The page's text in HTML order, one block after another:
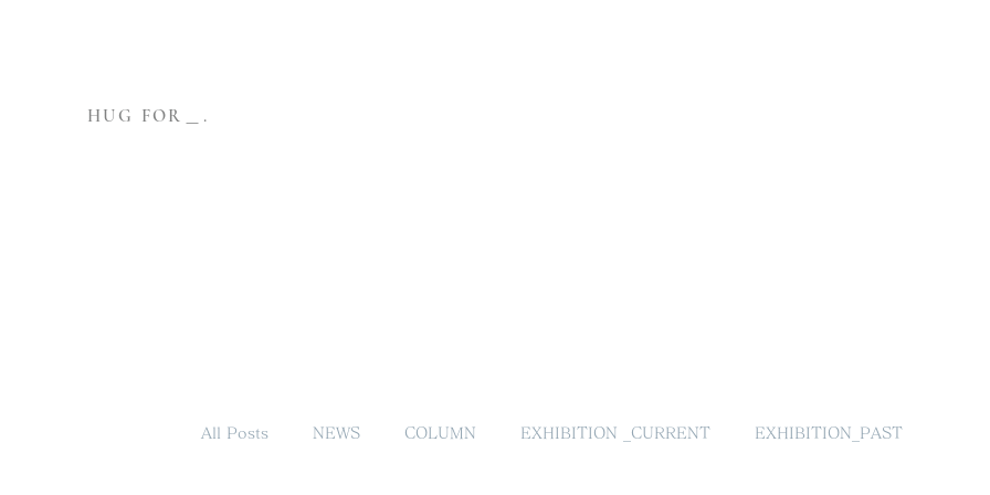
HUG FOR＿.
All Posts NEWS COLUMN EXHIBITION _CURRENT EXHIBITION_PAST